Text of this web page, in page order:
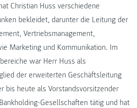
Christian Huss verschiedene
bekleidet, darunter die Leitung der
Vertriebsmanagement,
Marketing und Kommunikation. Im
war Herr Huss als
der erweiterten Geschäftsleitung
bis heute als Vorstandsvorsitzender
Gesellschaften tätig und hat